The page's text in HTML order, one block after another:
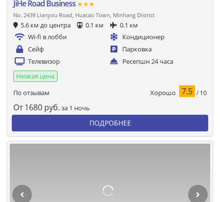
JiHe Road Business ★★★
No. 2439 Lianyou Road, Huacao Town, Minhang District
5.6 км до центра 0.1 км
0.1 км
Wi-fi в лобби
Кондиционер
Сейф
Парковка
Телевизор
Ресепшн 24 часа
Низкая цена
По отзывам
Хорошо 7.5 / 10
От 1680 руб. за 1 ночь
ПОДРОБНЕЕ